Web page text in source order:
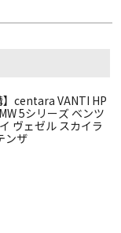
】centara VANTI HP
5シリーズ ベンツ
ヴェゼル スカイラ
ンザ